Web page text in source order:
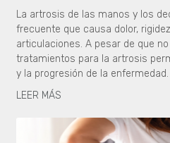
La artrosis de las manos y los
frecuente que causa dolor,
articulaciones. A pesar de que
tratamientos para la artrosis
y la progresión de la enfermedad.
LEER MÁS